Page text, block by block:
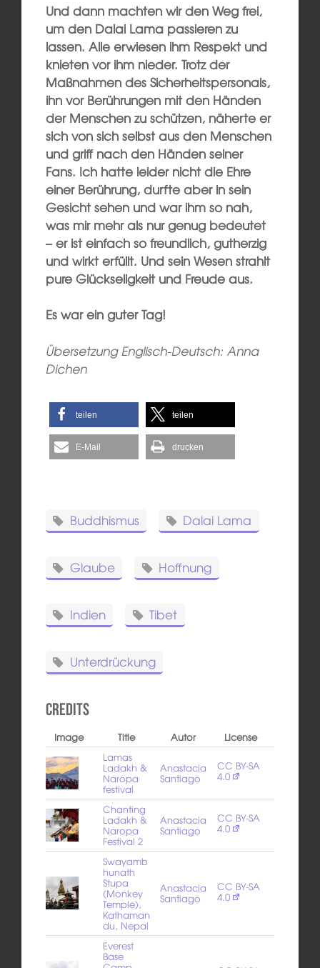
Und dann machten wir den Weg frei,
um den Dalai Lama passieren zu
lassen. Alle erwiesen ihm Respekt und
knieten vor ihm nieder. Trotz der
Maßnahmen des Sicherheitspersonals,
ihn vor Berührungen mit den Händen
der Menschen zu schützen, näherte er
sich von sich selbst aus den Menschen
und griff nach den Händen seiner
Fans. Ich hatte leider nicht die Ehre
einer Berührung, durfte aber in sein
Gesicht sehen und war ihm so nah,
was mir mehr als nur genug bedeutet
– er ist einfach so freundlich, gutherzig
und wirkt erfüllt. Und sein Wesen strahlt
pure Glückseligkeit und Freude aus.
Es war ein guter Tag!
Übersetzung Englisch-Deutsch: Anna
Dichen
teilen teilen
E-Mail drucken
Buddhismus Dalai Lama
Glaube Hoffnung
Indien Tibet
Unterdrückung
Credits
Image Title Autor
License
Lamas
Ladakh &
Naropa
festival
Anastacia
Santiago
CC BY-SA
4.0
Chanting
Ladakh &
Naropa
Festival 2
Anastacia
Santiago
CC BY-SA
4.0
Swayamb
hunath
Stupa
(Monkey
Temple),
Kathaman
du, Nepal
Anastacia
Santiago
CC BY-SA
4.0
Everest
Base